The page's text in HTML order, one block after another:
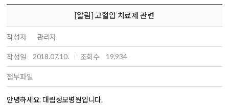
[알림] 고혈압 치료제 관련
작성자 관리자
작성일 2018.07.10. 조회수 19,934
첨부파일
안녕하세요. 대림성모병원입니다.